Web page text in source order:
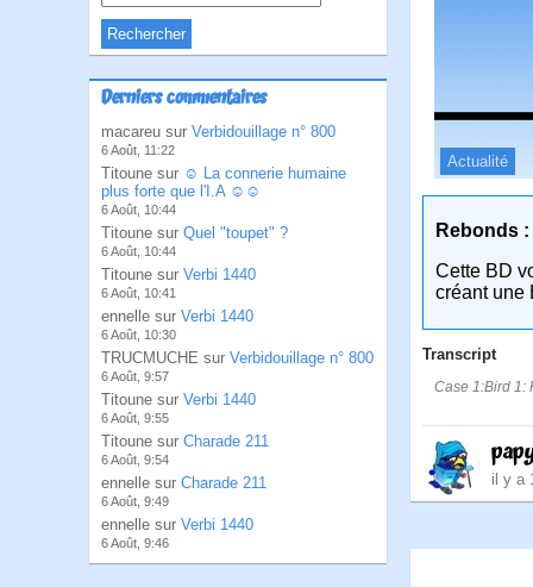
Derniers commentaires
macareu sur Verbidouillage n° 800
6 Août, 11:22
Titoune sur ☺ La connerie humaine
plus forte que l'I.A ☺☺
6 Août, 10:44
Titoune sur Quel "toupet" ?
6 Août, 10:44
Titoune sur Verbi 1440
6 Août, 10:41
ennelle sur Verbi 1440
6 Août, 10:30
TRUCMUCHE sur Verbidouillage n° 800
6 Août, 9:57
Titoune sur Verbi 1440
6 Août, 9:55
Titoune sur Charade 211
6 Août, 9:54
ennelle sur Charade 211
6 Août, 9:49
ennelle sur Verbi 1440
6 Août, 9:46
Actualité
Rebonds :
Cette BD
créant une
Transcript
Case 1:Bird 1:
il y a